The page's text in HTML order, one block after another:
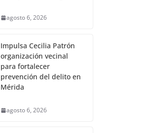
agosto 6, 2026
Impulsa Cecilia Patrón
organización vecinal
para fortalecer
prevención del delito en
Mérida
agosto 6, 2026